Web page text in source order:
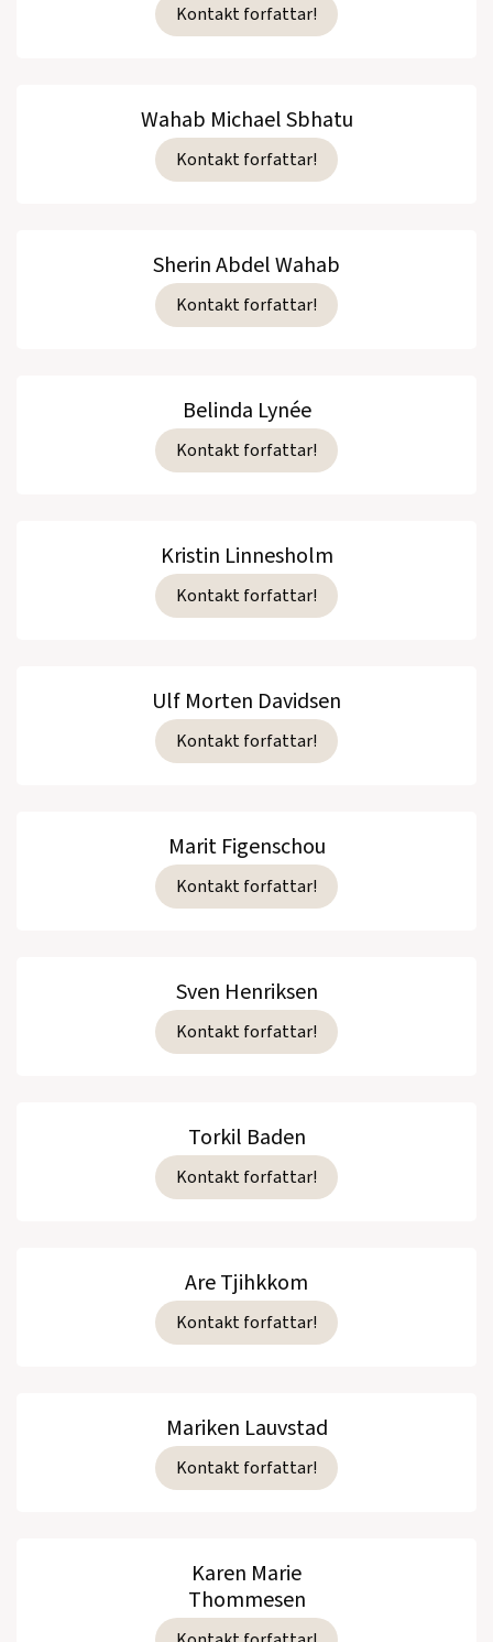
Kontakt forfattar!
Wahab Michael Sbhatu
Kontakt forfattar!
Sherin Abdel Wahab
Kontakt forfattar!
Belinda Lynée
Kontakt forfattar!
Kristin Linnesholm
Kontakt forfattar!
Ulf Morten Davidsen
Kontakt forfattar!
Marit Figenschou
Kontakt forfattar!
Sven Henriksen
Kontakt forfattar!
Torkil Baden
Kontakt forfattar!
Are Tjihkkom
Kontakt forfattar!
Mariken Lauvstad
Kontakt forfattar!
Karen Marie
Thommesen